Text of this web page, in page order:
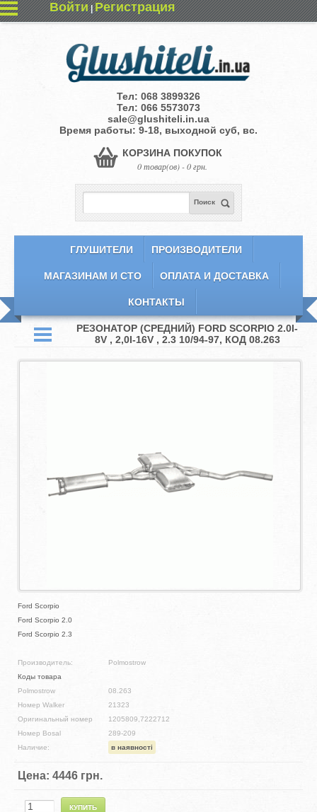
Войти|Регистрация
Тел: 068 3899326
Тел: 066 5573073
sale@glushiteli.in.ua
Время работы: 9-18, выходной суб, вс.
КОРЗИНА ПОКУПОК
0 товар(ов) - 0 грн.
Поиск
ГЛУШИТЕЛИ ПРОИЗВОДИТЕЛИ
МАГАЗИНАМ И СТО ОПЛАТА И ДОСТАВКА
КОНТАКТЫ
РЕЗОНАТОР (СРЕДНИЙ) FORD SCORPIO 2.0I-
8V , 2,0I-16V , 2.3 10/94-97, КОД 08.263
Ford Scorpio
Ford Scorpio 2.0
Ford Scorpio 2.3
Производитель:
Polmostrow
Коды товара
Polmostrow
08.263
Номер Walker
21323
Оригинальный номер
1205809,7222712
Номер Bosal
289-209
Наличие:
в наявності
Цена:4446 грн.